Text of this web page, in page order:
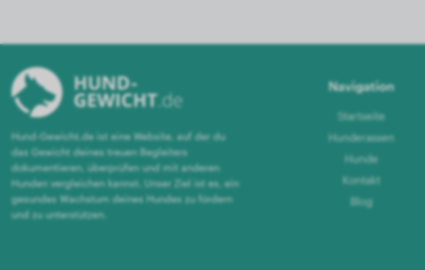
Hund-Gewicht.de ist eine Website, auf der du
das Gewicht deines treuen Begleiters
dokumentieren, überprüfen und mit anderen
Hunden vergleichen kannst. Unser Ziel ist es, ein
gesundes Wachstum deines Hundes zu fördern
und zu unterstützen.
Navigation
Startseite
Hunderassen
Hunde
Kontakt
Blog